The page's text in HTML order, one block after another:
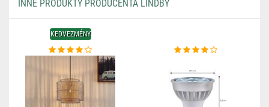
INNE PRODUKTY PRODUCENTA LINDBY
KEDVEZMÉNY